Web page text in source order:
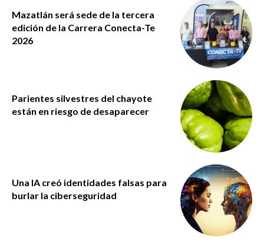
Mazatlán será sede de la tercera
edición de la Carrera Conecta-Te
2026
Parientes silvestres del chayote
están en riesgo de desaparecer
Una IA creó identidades falsas para
burlar la ciberseguridad